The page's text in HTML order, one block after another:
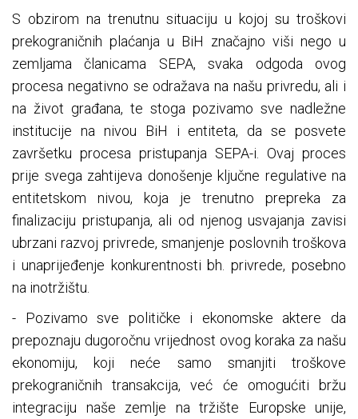
S obzirom na trenutnu situaciju u kojoj su troškovi
prekograničnih plaćanja u BiH značajno viši nego u
zemljama članicama SEPA, svaka odgoda ovog
procesa negativno se odražava na našu privredu, ali i
na život građana, te stoga pozivamo sve nadležne
institucije na nivou BiH i entiteta, da se posvete
završetku procesa pristupanja SEPA-i. Ovaj proces
prije svega zahtijeva donošenje ključne regulative na
entitetskom nivou, koja je trenutno prepreka za
finalizaciju pristupanja, ali od njenog usvajanja zavisi
ubrzani razvoj privrede, smanjenje poslovnih troškova
i unaprijeđenje konkurentnosti bh. privrede, posebno
na inotržištu.
- Pozivamo sve političke i ekonomske aktere da
prepoznaju dugoročnu vrijednost ovog koraka za našu
ekonomiju, koji neće samo smanjiti troškove
prekograničnih transakcija, već će omogućiti bržu
integraciju naše zemlje na tržište Europske unije,